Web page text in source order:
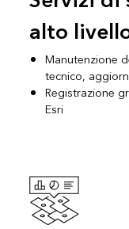
alto
Manutenzione
tecnico,
Registrazione
Esri